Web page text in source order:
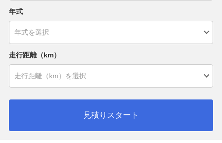
年式
走行距離（km）
見積りスタート